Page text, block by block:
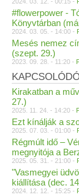
#flowerpower -
Könyvtárban
2024. 03. 05. - 14:00 -
Mesés nemez
(szept. 29.)
2023. 09. 28. - 11:20 -
Kirakatban a
27.)
2025. 11. 24. - 14:20 -
Ezt kínálják a
2025. 07. 03. - 01:00 -
Régmúlt idő –
megnyitója a
2025. 05. 31. - 21:00 -
"Vasmegyei
kiállítása (dec.
2024. 12. 12. - 15:25 -